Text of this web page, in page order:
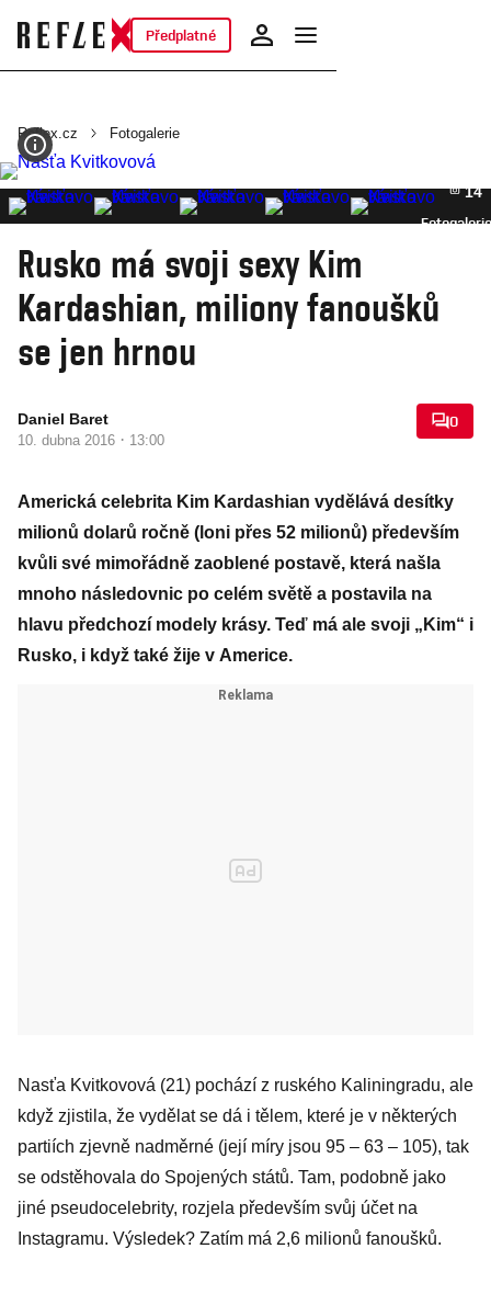
Předplatné
Reflex.cz Fotogalerie
14
Fotogalerie
Rusko má svoji sexy Kim
Kardashian, miliony fanoušků
se jen hrnou
Daniel Baret
10. dubna 2016 · 13:00
0
Americká celebrita Kim Kardashian vydělává desítky
milionů dolarů ročně (loni přes 52 milionů) především
kvůli své mimořádně zaoblené postavě, která našla
mnoho následovnic po celém světě a postavila na
hlavu předchozí modely krásy. Teď má ale svoji „Kim“ i
Rusko, i když také žije v Americe.
Nasťa Kvitkovová (21) pochází z ruského Kaliningradu, ale
když zjistila, že vydělat se dá i tělem, které je v některých
partiích zjevně nadměrné (její míry jsou 95 – 63 – 105), tak
se odstěhovala do Spojených států. Tam, podobně jako
jiné pseudocelebrity, rozjela především svůj účet na
Instagramu. Výsledek? Zatím má 2,6 milionů fanoušků.